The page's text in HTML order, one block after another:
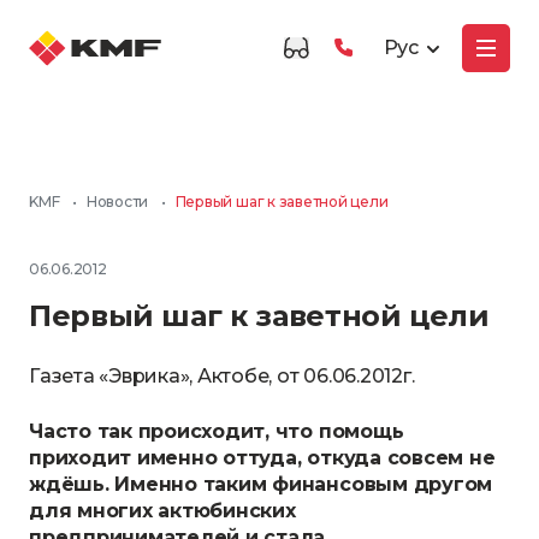
Рус
KMF • Новости • Первый шаг к заветной цели
06.06.2012
Первый шаг к заветной цели
Газета «Эврика», Актобе, от 06.06.2012г.
Часто так происходит, что помощь
приходит именно оттуда, откуда совсем не
ждёшь. Именно таким финансовым другом
для многих актюбинских